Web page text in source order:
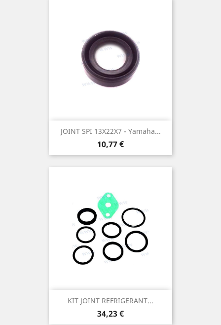
JOINT SPI 13X22X7 - Yamaha...
Prix
10,77 €
KIT JOINT REFRIGERANT...
Prix
34,23 €